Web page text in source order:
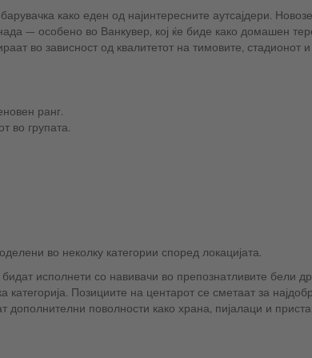
како еден од најинтересните аутсајдери.
во зависност од квалитетот на тимовите, стадионот
ранг.
во групата.
во неколку категории според локацијата.
исполнети со навивачи во препознатливите бели
Позициите на центарот се сметаат за
дополнителни поволности како храна, пијалаци и